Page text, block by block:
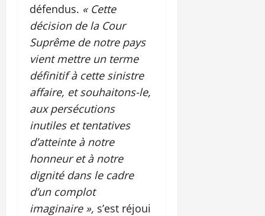
défendus. « Cette
décision de la Cour
Suprême de notre pays
vient mettre un terme
définitif à cette sinistre
affaire, et souhaitons-le,
aux persécutions
inutiles et tentatives
d’atteinte à notre
honneur et à notre
dignité dans le cadre
d’un complot
imaginaire », s’est réjoui